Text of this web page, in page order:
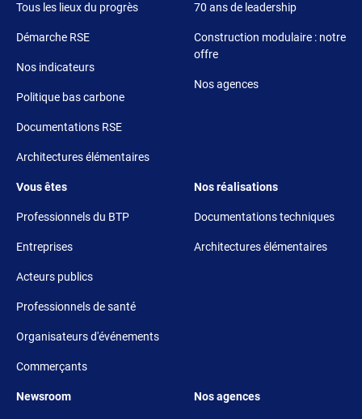
Tous les lieux du progrès
Démarche RSE
Nos indicateurs
Politique bas carbone
Documentations RSE
Architectures élémentaires
70 ans de leadership
Construction modulaire : notre
offre
Nos agences
Footer 3
Vous êtes
Professionnels du BTP
Entreprises
Acteurs publics
Professionnels de santé
Organisateurs d'événements
Commerçants
Footer 4
Nos réalisations
Documentations techniques
Architectures élémentaires
Footer 5
Newsroom Footer 6
Nos agences